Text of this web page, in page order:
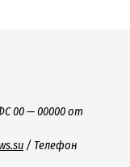
00 — 00000 от
/ Телефон